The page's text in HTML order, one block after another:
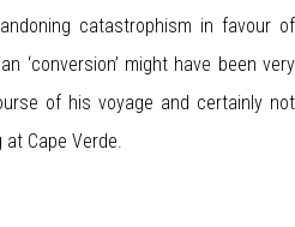
catastrophism in favour of
‘conversion’ might have been very
of his voyage and certainly not
Cape Verde.